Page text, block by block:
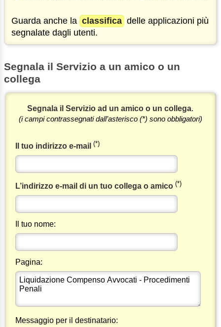
Guarda anche la classifica delle applicazioni più
segnalate dagli utenti.
Segnala il Servizio a un amico o un
collega
Segnala il Servizio ad un amico o un collega.
(i campi contrassegnati dall’asterisco (*) sono obbligatori)
Il tuo indirizzo e-mail (*)
L’indirizzo e-mail di un tuo collega o amico (*)
Il tuo nome:
Pagina:
Messaggio per il destinatario: